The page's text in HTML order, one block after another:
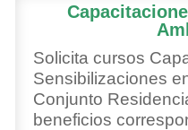
Solicita cursos
Sensibilizaciones
Conjunto
beneficios